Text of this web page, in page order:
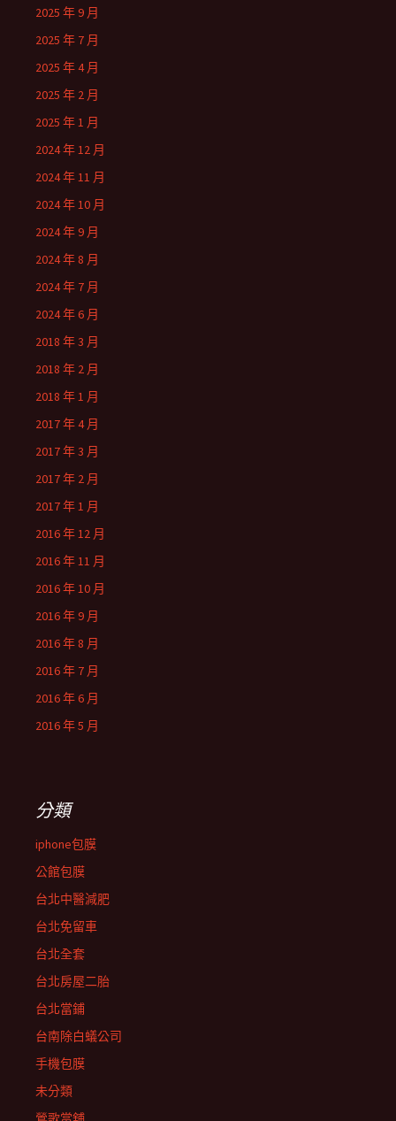
2025 年 9 月
2025 年 7 月
2025 年 4 月
2025 年 2 月
2025 年 1 月
2024 年 12 月
2024 年 11 月
2024 年 10 月
2024 年 9 月
2024 年 8 月
2024 年 7 月
2024 年 6 月
2018 年 3 月
2018 年 2 月
2018 年 1 月
2017 年 4 月
2017 年 3 月
2017 年 2 月
2017 年 1 月
2016 年 12 月
2016 年 11 月
2016 年 10 月
2016 年 9 月
2016 年 8 月
2016 年 7 月
2016 年 6 月
2016 年 5 月
分類
iphone包膜
公館包膜
台北中醫減肥
台北免留車
台北全套
台北房屋二胎
台北當鋪
台南除白蟻公司
手機包膜
未分類